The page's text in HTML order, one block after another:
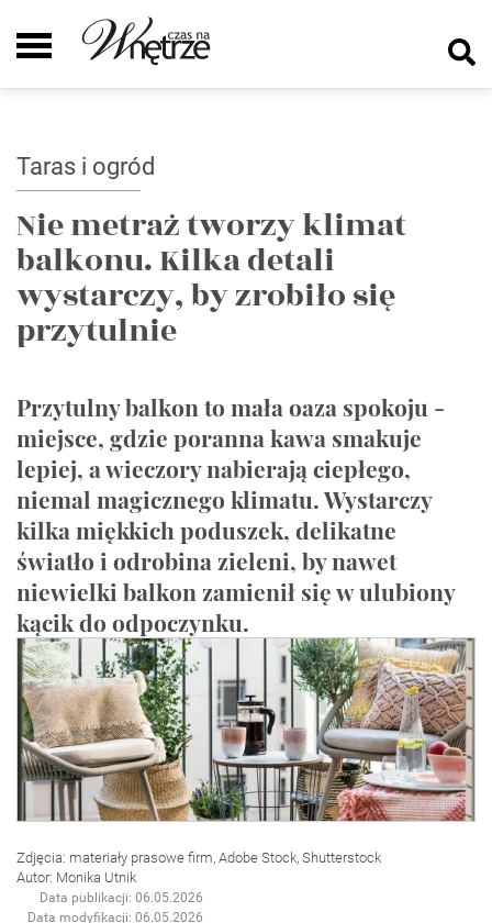
Taras i ogród
Nie metraż tworzy klimat
balkonu. Kilka detali
wystarczy, by zrobiło się
przytulnie
Przytulny balkon to mała oaza spokoju -
miejsce, gdzie poranna kawa smakuje
lepiej, a wieczory nabierają ciepłego,
niemal magicznego klimatu. Wystarczy
kilka miękkich poduszek, delikatne
światło i odrobina zieleni, by nawet
niewielki balkon zamienił się w ulubiony
kącik do odpoczynku.
Zdjęcia: materiały prasowe firm, Adobe Stock, Shutterstock
Autor: Monika Utnik
Data publikacji: 06.05.2026
Data modyfikacji: 06.05.2026